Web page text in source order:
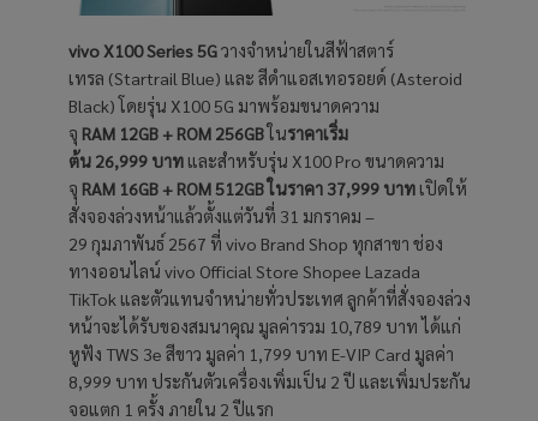
vivo X100 Series 5Gวางจำหน่ายในสีฟ้าสตาร์
เทรล (Startrail Blue) และ สีดำแอสเทอรอยด์ (Asteroid
Black) โดยรุ่น X100 5G มาพร้อมขนาดความ
จุ RAM 12GB + ROM 256GBในราคาเริ่ม
ต้น 26,999 บาทและสำหรับรุ่น X100 Pro ขนาดความ
จุ RAM 16GB + ROM 512GB ในราคา 37,999 บาทเปิดให้
สั่งจองล่วงหน้าแล้วตั้งแต่วันที่ 31 มกราคม –
29 กุมภาพันธ์ 2567 ที่ vivo Brand Shop ทุกสาขา ช่อง
ทางออนไลน์ vivo Official Store Shopee Lazada
TikTok และตัวแทนจำหน่ายทั่วประเทศ ลูกค้าที่สั่งจองล่วง
หน้าจะได้รับของสมนาคุณ มูลค่ารวม 10,789 บาท ได้แก่
หูฟัง TWS 3e สีขาว มูลค่า 1,799 บาท E-VIP Card มูลค่า
8,999 บาท ประกันตัวเครื่องเพิ่มเป็น 2 ปี และเพิ่มประกัน
จอแตก 1 ครั้ง ภายใน 2 ปีแรก